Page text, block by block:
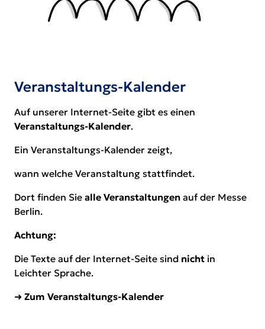
Veranstaltungs-Kalender
Auf unserer Internet-Seite gibt es einen
Veranstaltungs-Kalender.
Ein Veranstaltungs-Kalender zeigt,
wann welche Veranstaltung stattfindet.
Dort finden Siealle Veranstaltungen auf der Messe
Berlin.
Achtung:
Die Texte auf der Internet-Seite sind nicht in
Leichter Sprache.
➜ Zum Veranstaltungs-Kalender